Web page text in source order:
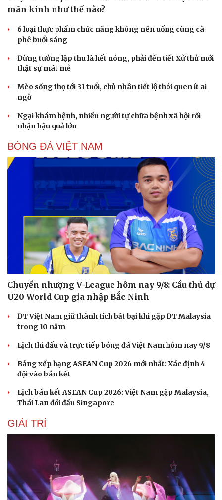
Sức khỏe
Nhi khoa
Nam khoa
Làm đẹp - giảm cân
Phòng mạch online
mãn kinh như thế nào?
6 loại thực phẩm chức năng không nên uống cùng cà
phê buổi sáng
Đừng tưởng lập thu là hết nóng, phải đến tiết Xử thử mới
thật sự mát mẻ
Mèo sống thọ tới 31 tuổi, chủ nhân tiết lộ thói quen ít ai
ngờ
Ngại khám bệnh, nhiều người tự chữa bệnh xã hội rồi
nhận hậu quả lớn
BÓNG ĐÁ VIỆT NAM
Chuyển nhượng V-League hôm nay 9/8: Cầu thủ dự
U20 World Cup gia nhập Bắc Ninh
ĐT Việt Nam giữ thành tích bất bại khi gặp ĐT Malaysia
trong 10 năm
Lịch thi đấu và trực tiếp bóng đá Việt Nam hôm nay 9/8
Bảng xếp hạng ASEAN Cup 2026 mới nhất: Xác định 4
đội vào bán kết
Lịch bán kết ASEAN Cup 2026: Việt Nam gặp Malaysia,
Thái Lan đối đầu Singapore
GIẢI TRÍ